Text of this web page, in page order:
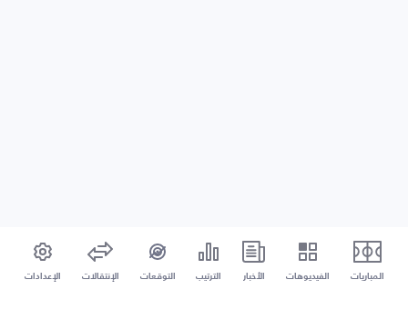
المباريات الفيديوهات الأخبار الترتيب التوقعات الإنتقالات الإعدادات